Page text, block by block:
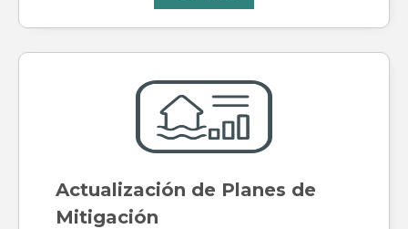
Actualización de Planes de
Mitigación